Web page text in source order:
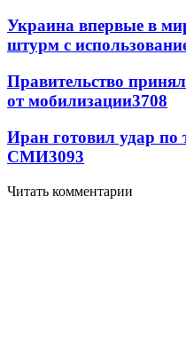
Украина впервые в
штурм с
Правительство
от мобилизации3708
Иран готовил удар по
СМИ3093
Читать комментарии